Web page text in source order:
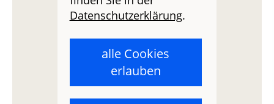
Datenschutzerklärung.
alle Cookies
erlauben